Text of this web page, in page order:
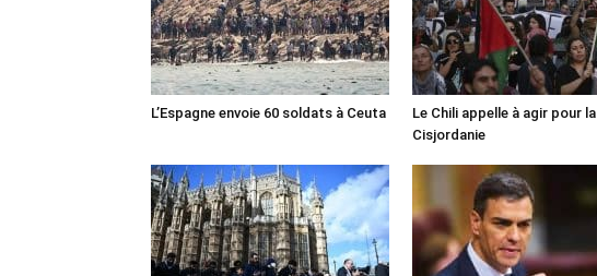
L’Espagne envoie 60 soldats à Ceuta
Le Chili appelle à agir pour la
Cisjordanie